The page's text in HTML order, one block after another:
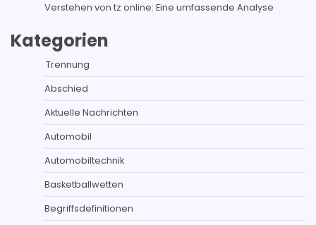
Verstehen von tz online: Eine umfassende Analyse
Kategorien
Trennung
Abschied
Aktuelle Nachrichten
Automobil
Automobiltechnik
Basketballwetten
Begriffsdefinitionen